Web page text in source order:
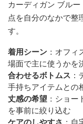
カーディガン ブル
点を自分のなかで整
す。
着用シーン ：オフ
場面で主に使うかを
合わせるボトムス
手持ちアイテムとの
丈感の希望 ：ショ
を事前に絞り込む